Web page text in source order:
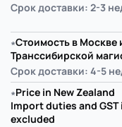
Срок доставки: 2-3
∗Стоимость в Москве
Транссибирской
Срок доставки: 4-5
∗Price in New Zealand
Import duties and GST
excluded